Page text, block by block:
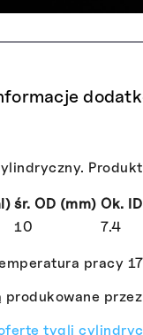
śr. OD (mm) Ok.
10 7.4
pracy
produkowane
ofertę tygli